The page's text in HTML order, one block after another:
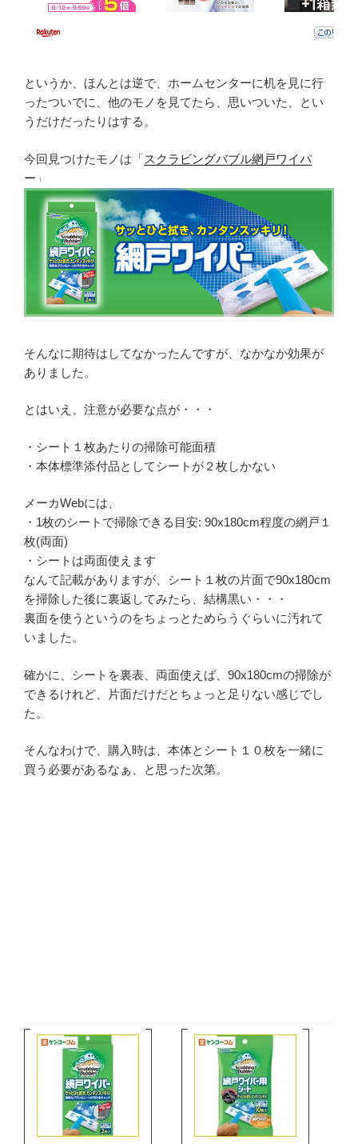
というか、ほんとは逆で、ホームセンターに机を見に行
ったついでに、他のモノを見てたら、思いついた、とい
うだけだったりはする。
今回見つけたモノは「スクラビングバブル網戸ワイパ
ー 」
そんなに期待はしてなかったんですが、なかなか効果が
ありました。
とはいえ、注意が必要な点が・・・
・シート１枚あたりの掃除可能面積
・本体標準添付品としてシートが２枚しかない
メーカWebには、
・1枚のシートで掃除できる目安: 90x180cm程度の網戸１
枚(両面)
・シートは両面使えます
なんて記載がありますが、シート１枚の片面で90x180cm
を掃除した後に裏返してみたら、結構黒い・・・
裏面を使うというのをちょっとためらうぐらいに汚れて
いました。
確かに、シートを裏表、両面使えば、90x180cmの掃除が
できるけれど、片面だけだとちょっと足りない感じでし
た。
そんなわけで、購入時は、本体とシート１０枚を一緒に
買う必要があるなぁ、と思った次第。